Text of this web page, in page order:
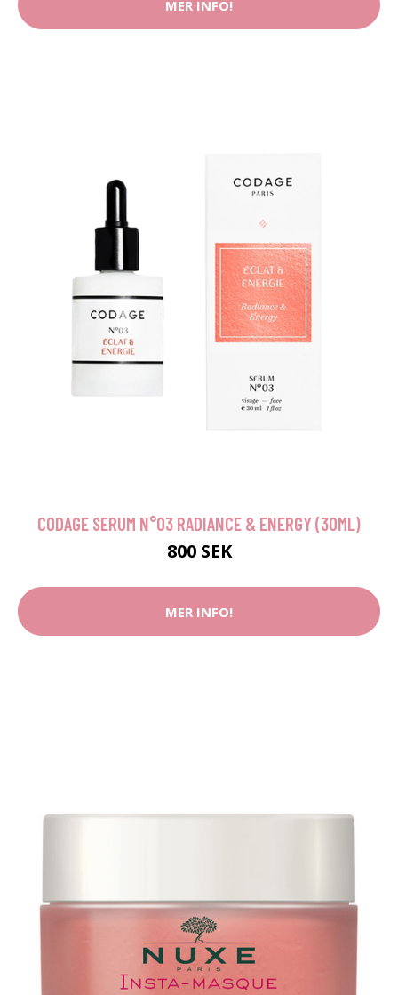
MER INFO!
CODAGE SERUM N°03 RADIANCE & ENERGY (30ML)
800 SEK
MER INFO!